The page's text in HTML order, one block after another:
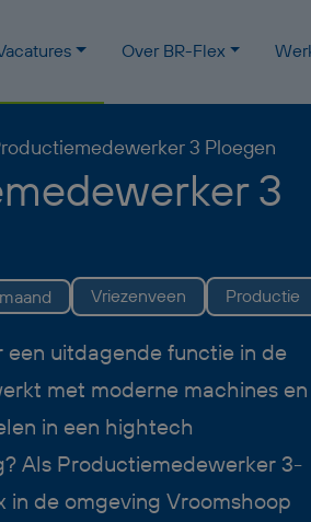
Over BR-Flex
3 Ploegen
3
Vriezenveen Productie
een uitdagende functie in de
met moderne machines en
in een hightech
Als Productiemedewerker 3-
in de omgeving Vroomshoop